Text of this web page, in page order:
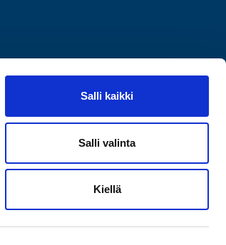
Salli kaikki
Salli valinta
Kiellä